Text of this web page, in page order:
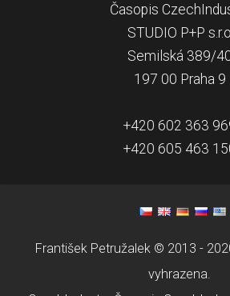
Časopis
STUDIO P+P s.r.o
Semilská 389/
197 00 Praha 9
+420 602 363
+420 605 463
František Petružalek © 2013 -
vyhrazena.